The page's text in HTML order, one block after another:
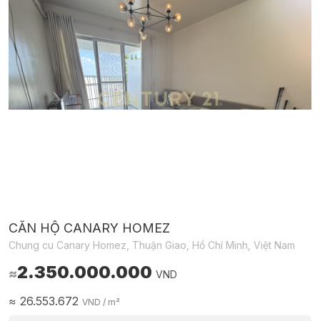
CĂN HỘ CANARY HOMEZ
Chung cu Canary Homez, Thuận Giao, Hồ Chí Minh, Việt Nam
≈2.350.000.000 VND
≈ 26.553.672 VND / m²